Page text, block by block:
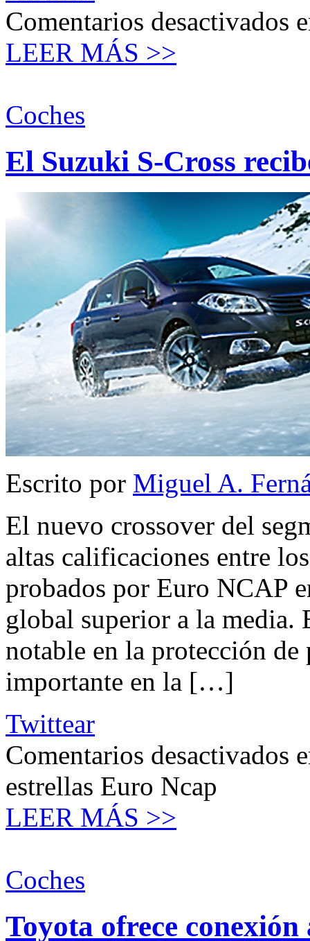
Comentarios desactivados
LEER MÁS >>
Coches
El Suzuki S-Cross
Escrito por Miguel A.
El nuevo crossover del
altas calificaciones entre
probados por Euro NCAP
global superior a la media.
notable en la protección de
importante en la […]
Twittear
Comentarios desactivados
estrellas Euro Ncap
LEER MÁS >>
Coches
Toyota ofrece